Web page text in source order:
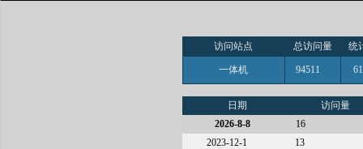
访问站点 总访问量 统
一体机 94511
日期
访问量
2026-8-8
16
2023-12-1
13